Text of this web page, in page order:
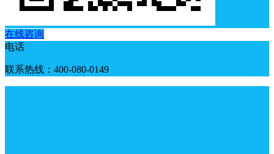
在线咨询
电话
联系热线：400-080-0149